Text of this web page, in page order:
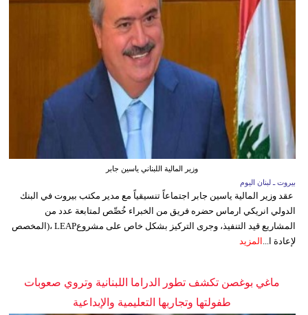
وزير المالية اللبناني ياسين جابر
بيروت ـ لبنان اليوم
عقد وزير المالية ياسين جابر اجتماعاً تنسيقياً مع مدير مكتب بيروت في البنك
الدولي انريكي ارماس حضره فريق من الخبراء خُصِّص لمتابعة عدد من
المشاريع قيد التنفيذ، وجرى التركيز بشكل خاص على مشروعLEAP ،(المخصص
لإعادة ا...
المزيد
ماغي بوغصن تكشف تطور الدراما اللبنانية وتروي صعوبات
طفولتها وتجاربها التعليمية والإبداعية